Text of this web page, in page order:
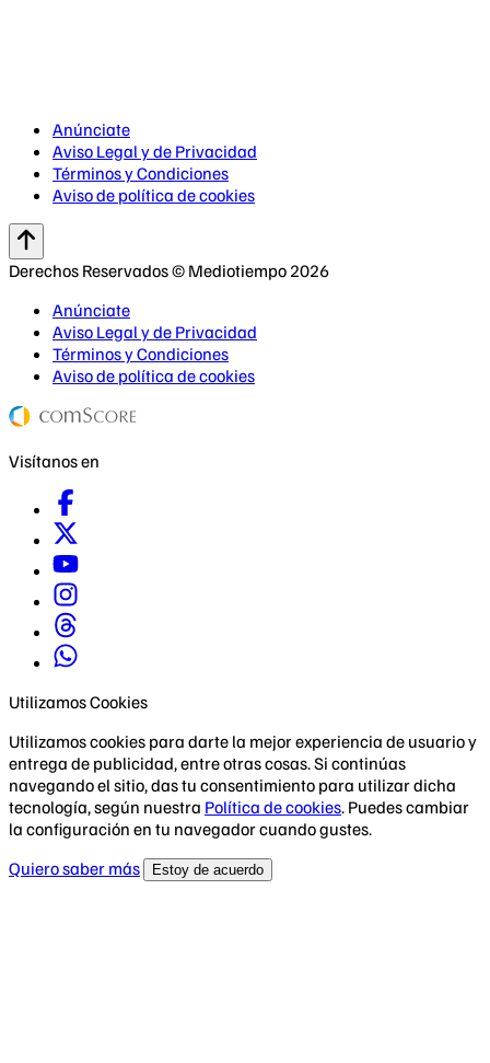
Anúnciate
Aviso Legal y de Privacidad
Términos y Condiciones
Aviso de política de cookies
Derechos Reservados © Mediotiempo 2026
Anúnciate
Aviso Legal y de Privacidad
Términos y Condiciones
Aviso de política de cookies
Visítanos en
Utilizamos Cookies
Utilizamos cookies para darte la mejor experiencia de usuario y
entrega de publicidad, entre otras cosas. Si continúas
navegando el sitio, das tu consentimiento para utilizar dicha
tecnología, según nuestra Política de cookies. Puedes cambiar
la configuración en tu navegador cuando gustes.
Quiero saber más
Estoy de acuerdo